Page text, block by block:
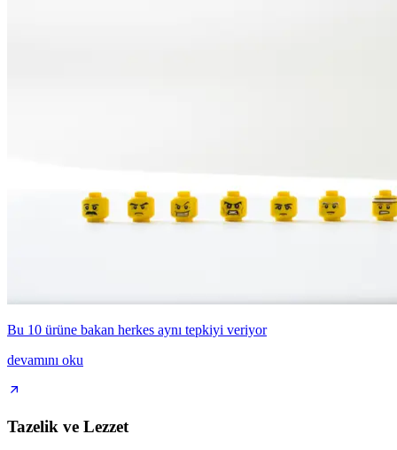
Bu 10 ürüne bakan herkes aynı tepkiyi veriyor
devamını oku
Tazelik ve Lezzet